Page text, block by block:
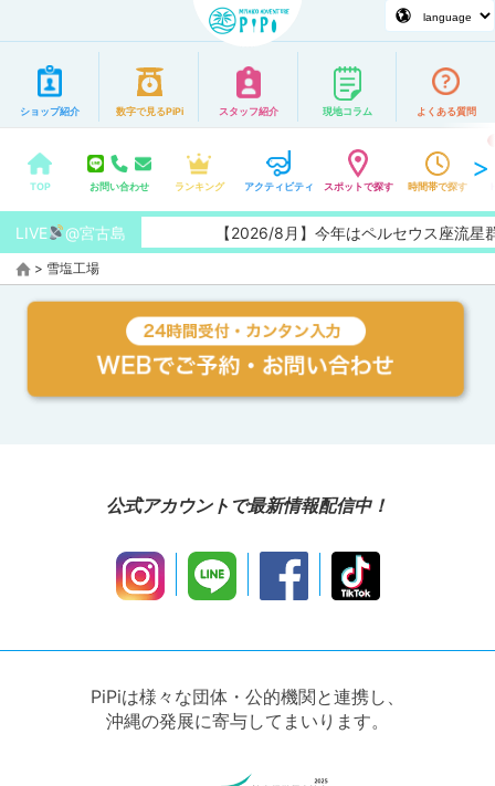
ショップ紹介 数字で見るPiPi スタッフ紹介 現地コラム よくある質問
TOP お問い合わせ ランキング アクティビティ スポットで探す 時間帯で探す
LIVE @宮古島 【2026/8月】今年はペルセウス座流星
> 雪塩工場
公式アカウントで最新情報配信中！
PiPiは様々な団体・公的機関と連携し、
沖縄の発展に寄与してまいります。